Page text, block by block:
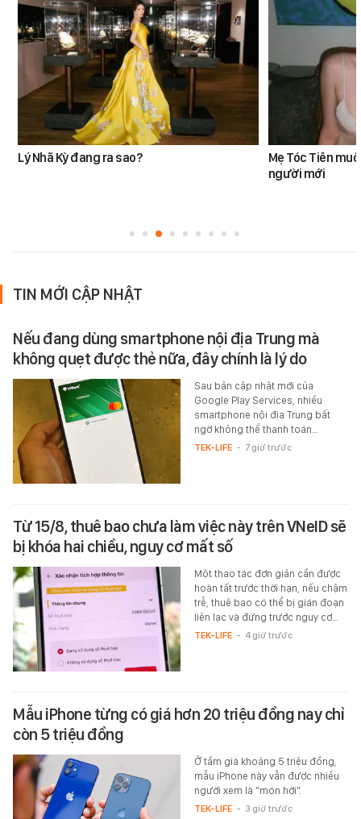
Lý Nhã Kỳ đang ra sao?
Mẹ Tóc Tiên
người mới
TIN MỚI CẬP NHẬT
Nếu đang dùng smartphone nội địa Trung mà
không quẹt được thẻ nữa, đây chính là lý do
Sau bản cập nhật mới của
Google Play Services, nhiều
smartphone nội địa Trung bất
ngờ không thể thanh toán…
TEK-LIFE - 7 giờ trước
Từ 15/8, thuê bao chưa làm việc này trên VNeID sẽ
bị khóa hai chiều, nguy cơ mất số
Một thao tác đơn giản cần được
hoàn tất trước thời hạn, nếu chậm
trễ, thuê bao có thể bị gián đoạn
liên lạc và đứng trước nguy cơ…
TEK-LIFE - 4 giờ trước
Mẫu iPhone từng có giá hơn 20 triệu đồng nay chỉ
còn 5 triệu đồng
Ở tầm giá khoảng 5 triệu đồng,
mẫu iPhone này vẫn được nhiều
người xem là “món hời”.
TEK-LIFE - 3 giờ trước